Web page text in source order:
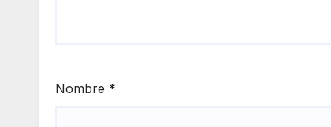
Nombre *